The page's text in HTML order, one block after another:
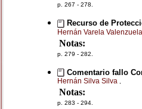
p. 267 - 278.
Recurso de
Hernán Varela Valenzuela
Notas:
p. 279 - 282.
Comentario fallo
Hernán Silva Silva
Notas:
p. 283 - 294.